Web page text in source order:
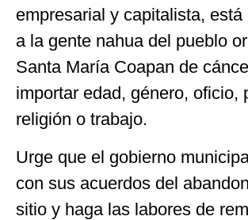
empresarial y capitalista, está
a la gente nahua del pueblo
Santa María Coapan de
importar edad, género, oficio,
religión o trabajo.
Urge que el gobierno
con sus acuerdos del
sitio y haga las labores de